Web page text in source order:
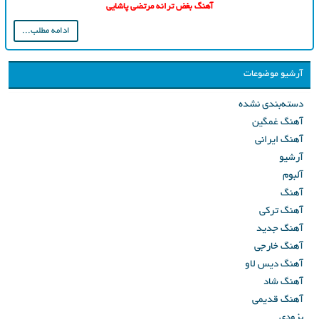
آهنگ بغض ترانه مرتضی پاشایی
ادامه مطلب...
آرشیو موضوعات
دسته‌بندی نشده
آهنگ غمگین
آهنگ ایرانی
آرشیو
آلبوم
آهنگ
آهنگ ترکی
آهنگ جدید
آهنگ خارجی
آهنگ دیس لاو
آهنگ شاد
آهنگ قدیمی